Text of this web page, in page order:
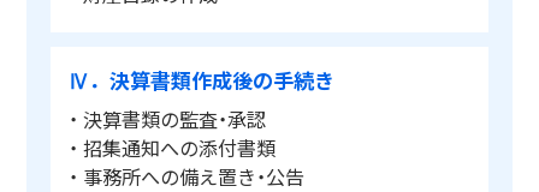
Ⅳ．決算書類作成後の手続き
・ 決算書類の監査・承認
・ 招集通知への添付書類
・ 事務所への備え置き・公告